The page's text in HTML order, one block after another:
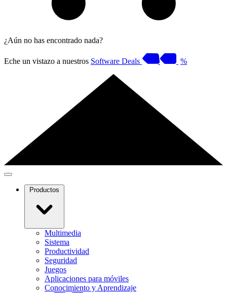
¿Aún no has encontrado nada?
Eche un vistazo a nuestros Software Deals %
Productos
Multimedia
Sistema
Productividad
Seguridad
Juegos
Aplicaciones para móviles
Conocimiento y Aprendizaje